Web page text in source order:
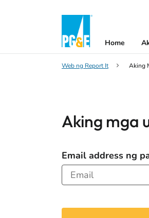
Home
Web ng Report It Aking
Aking mga
Email address ng